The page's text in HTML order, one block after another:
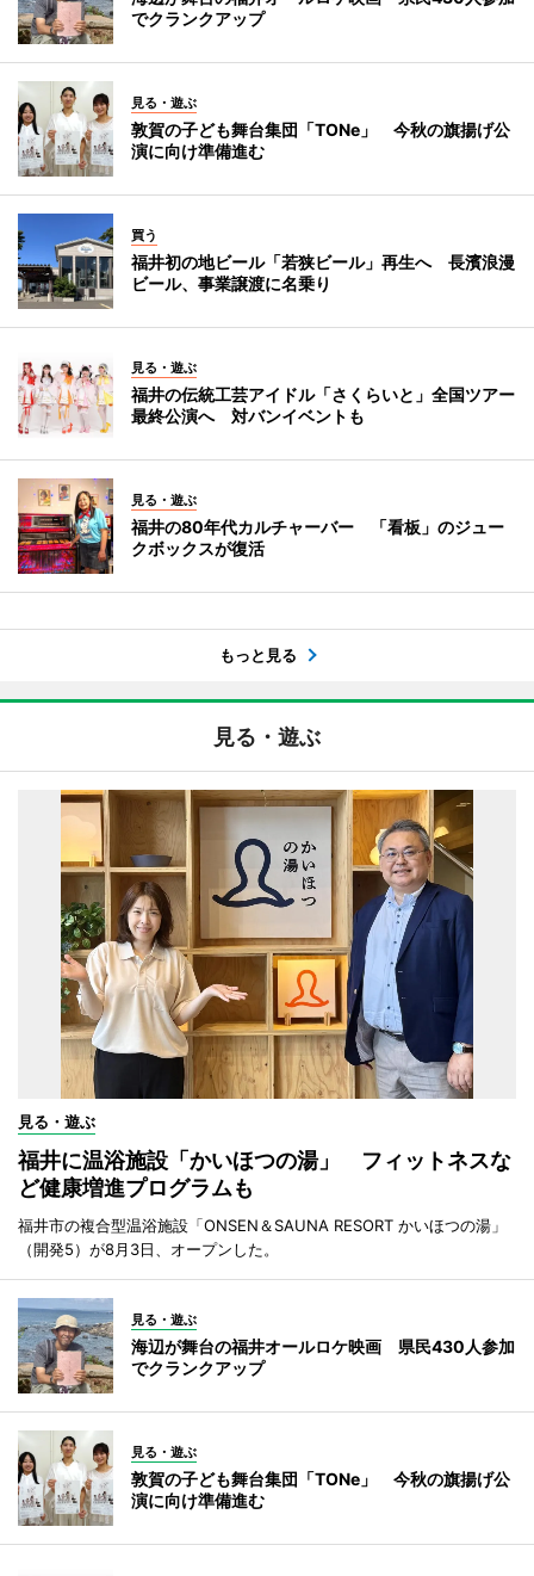
でクランクアップ
見る・遊ぶ
敦賀の子ども舞台集団「TONe」 今秋の旗揚げ公
演に向け準備進む
買う
福井初の地ビール「若狭ビール」再生へ 長濱浪漫
ビール、事業譲渡に名乗り
見る・遊ぶ
福井の伝統工芸アイドル「さくらいと」全国ツアー
最終公演へ 対バンイベントも
見る・遊ぶ
福井の80年代カルチャーバー 「看板」のジュー
クボックスが復活
もっと見る
見る・遊ぶ
見る・遊ぶ
福井に温浴施設「かいほつの湯」 フィットネスな
ど健康増進プログラムも
福井市の複合型温浴施設「ONSEN＆SAUNA RESORT かいほつの湯」
（開発5）が8月3日、オープンした。
見る・遊ぶ
海辺が舞台の福井オールロケ映画 県民430人参加
でクランクアップ
見る・遊ぶ
敦賀の子ども舞台集団「TONe」 今秋の旗揚げ公
演に向け準備進む